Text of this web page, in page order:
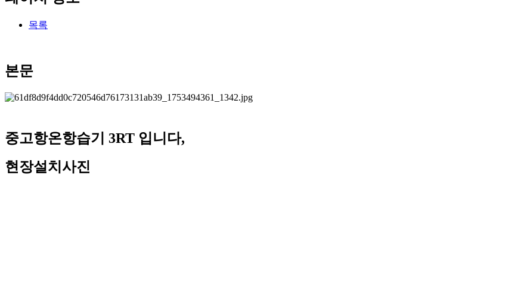
목록
본문
중고항온항습기 3RT 입니다,
현장설치사진